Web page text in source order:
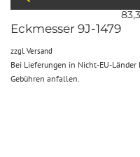
Eckmesser 9J-1479
zzgl.Versand
Bei Lieferungen in Nicht-EU-
Gebühren anfallen.